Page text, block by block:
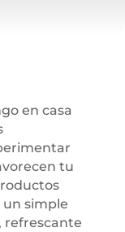
en casa
tu
simple
refrescante